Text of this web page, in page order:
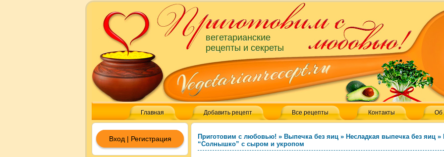
вегетарианские
рецепты и секреты
Главная Добавить рецепт Все рецепты Контакты Об
Приготовим с любовью! » Выпечка без яиц » Несладкая выпечка без яиц »
“Солнышко” с сыром и укропом
Вход | Регистрация